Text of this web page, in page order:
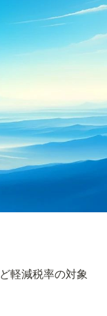
軽減税率の対象